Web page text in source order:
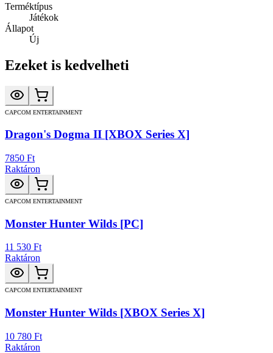
Terméktípus
Játékok
Állapot
Új
Ezeket is kedvelheti
CAPCOM ENTERTAINMENT
Dragon's Dogma II [XBOX Series X]
7850 Ft
Raktáron
CAPCOM ENTERTAINMENT
Monster Hunter Wilds [PC]
11 530 Ft
Raktáron
CAPCOM ENTERTAINMENT
Monster Hunter Wilds [XBOX Series X]
10 780 Ft
Raktáron